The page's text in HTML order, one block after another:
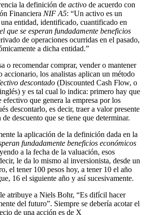
la definición de activo de acuerdo con
Financiera NIF A5: “Un activo es un
entidad, identificado, cuantificado en
que se esperan fundadamente beneficios
de operaciones ocurridas en el pasado,
a dicha entidad.”
o recomendar comprar, vender o mantener
accionario, los analistas aplican un método
descontado (Discounted Cash Flow, o
y es tal cual lo indica: primero hay que
que genera la empresa por los
descontarlo, es decir, traer a valor presente
descuento que se tiene que determinar.
la aplicación de la definición dada en la
fundadamente beneficios económicos
a la fecha de la valuación, esos
le da lo mismo al inversionista, desde un
el tener 100 pesos hoy, a tener 10 el año
16 el siguiente año y así sucesivamente.
atribuye a Niels Bohr, “Es difícil hacer
del futuro”. Siempre se debería acotar el
de una acción es de X